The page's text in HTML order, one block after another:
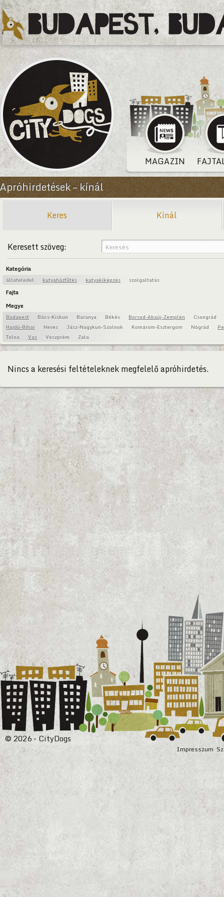
MAGAZIN
Apróhirdetések – kínál
Keres Kínál
Keresett szöveg:
Kategória
állateledel kutyaházfűtés kutyakiképzés szolgaltatás
Fajta
Megye
Budapest Bács-Kiskun Baranya Békés Borsod-Abaúj-Zemplén
Csongrád
Hajdú-Bihar
Heves Jász-Nagykun-Szolnok Komárom-Esztergom Nógrád
Tolna
Vas Veszprém Zala
Nincs a keresési feltételeknek megfelelő apróhirdetés.
Impresszum
© 2026 - CityDogs